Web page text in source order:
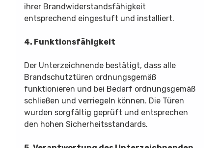
ihrer Brandwiderstandsfähigkeit
entsprechend eingestuft und installiert.
4. Funktionsfähigkeit
Der Unterzeichnende bestätigt, dass alle
Brandschutztüren ordnungsgemäß
funktionieren und bei Bedarf ordnungsgemäß
schließen und verriegeln können. Die Türen
wurden sorgfältig geprüft und entsprechen
den hohen Sicherheitsstandards.